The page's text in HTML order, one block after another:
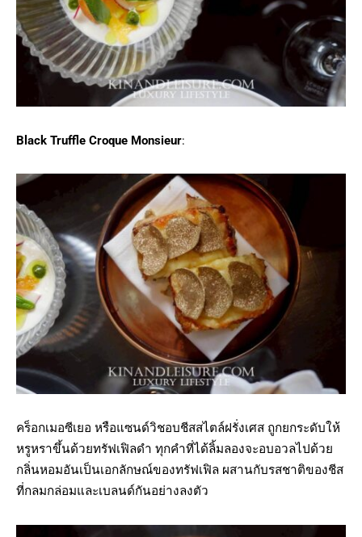
Black Truffle Croque Monsieur:
คร็อกเมอซีเยอ หรือแซนด์วิชอบชีสสไตล์ฝรั่งเศส ถูกยกระดับให้
หรูหราขึ้นด้วยทรัฟเฟิลดำ ทุกคำที่ได้ลิ้มลองจะอบอวลไปด้วย
กลิ่นหอมอันเป็นเอกลักษณ์ของทรัฟเฟิล ผสานกับรสชาติของชีส
ที่กลมกล่อมและเบลนด์กันอย่างลงตัว